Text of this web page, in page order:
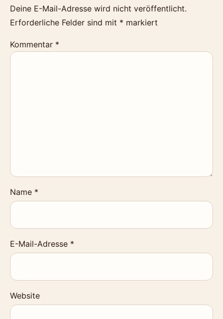
Deine E-Mail-Adresse wird nicht veröffentlicht.
Erforderliche Felder sind mit * markiert
Kommentar *
Name *
E-Mail-Adresse *
Website